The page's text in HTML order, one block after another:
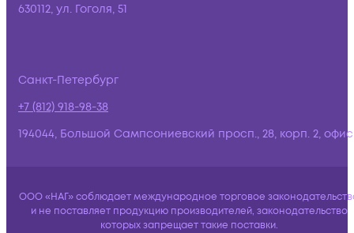
630112, ул. Гоголя, 51
Санкт-Петербург
+7 (812) 918-98-38
194044, Большой Сампсониевский просп., 28, корп. 2,
ООО «НАГ» соблюдает международное торговое
и не поставляет продукцию производителей, законодательство
которых запрещает такие поставки.